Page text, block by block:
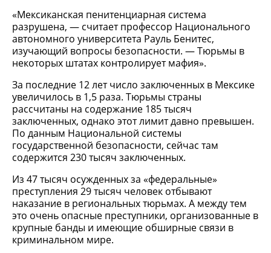
«Мексиканская пенитенциарная система
разрушена, — считает профессор Национального
автономного университета Рауль Бенитес,
изучающий вопросы безопасности. — Тюрьмы в
некоторых штатах контролирует мафия».
За последние 12 лет число заключенных в Мексике
увеличилось в 1,5 раза. Тюрьмы страны
рассчитаны на содержание 185 тысяч
заключенных, однако этот лимит давно превышен.
По данным Национальной системы
государственной безопасности, сейчас там
содержится 230 тысяч заключенных.
Из 47 тысяч осужденных за «федеральные»
преступления 29 тысяч человек отбывают
наказание в региональных тюрьмах. А между тем
это очень опасные преступники, организованные в
крупные банды и имеющие обширные связи в
криминальном мире.